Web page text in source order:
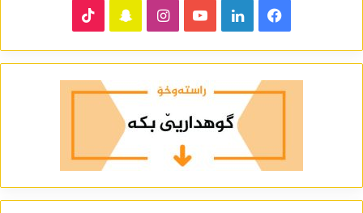
Facebook
LinkedIn
YouTube
Instagram
Snapchat